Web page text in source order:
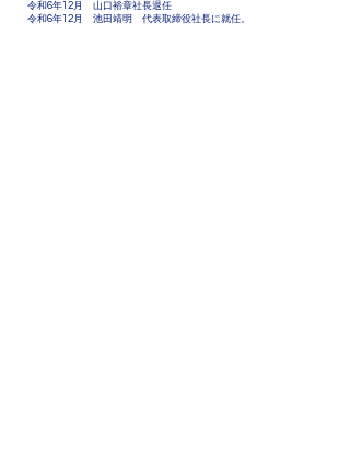
令和6年12月 山口裕章社長退任
令和6年12月 池田靖明 代表取締役社長に就任。